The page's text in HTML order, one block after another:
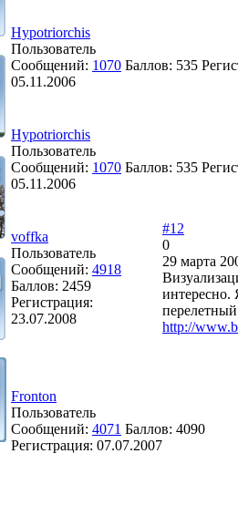
Hypotriorchis
Пользователь
Сообщений: 1070 Баллов: 535
05.11.2006
Hypotriorchis
Пользователь
Сообщений: 1070 Баллов: 535
05.11.2006
voffka
Пользователь
Сообщений: 4918
Баллов: 2459
Регистрация:
23.07.2008
#12
0
29 марта
интересно.
http://
Fronton
Пользователь
Сообщений: 4071 Баллов: 4090
Регистрация: 07.07.2007